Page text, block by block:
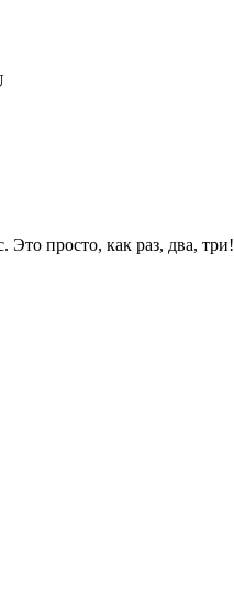
Это просто, как раз, два, три!